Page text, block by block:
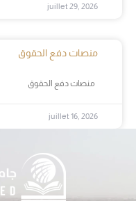
juillet 29, 2026
منصات دفع الحقوق
juillet 16, 2026